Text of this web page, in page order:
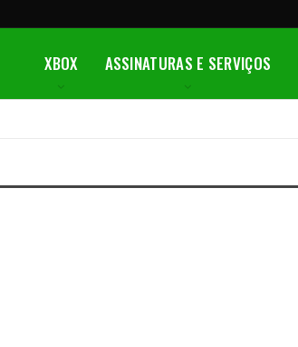
XBOX ASSINATURAS E SERVIÇOS